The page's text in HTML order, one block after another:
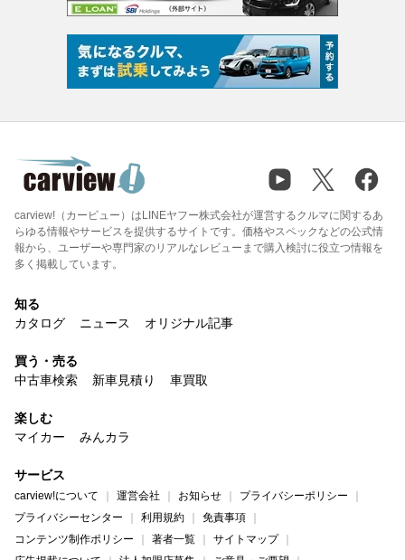
carview!（カービュー）はLINEヤフー株式会社が運営するクルマに関するあ
らゆる情報やサービスを提供するサイトです。価格やスペックなどの公式情
報から、ユーザーや専門家のリアルなレビューまで購入検討に役立つ情報を
多く掲載しています。
知る
カタログ
ニュース オリジナル記事
買う・売る
中古車検索
新車見積り 車買取
楽しむ
マイカー
みんカラ
サービス
carview!について 運営会社 お知らせ
プライバシーポリシー
プライバシーセンター
利用規約
免責事項
コンテンツ制作ポリシー
著者一覧
サイトマップ